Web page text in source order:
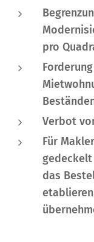
pro
Verbot
Für
das